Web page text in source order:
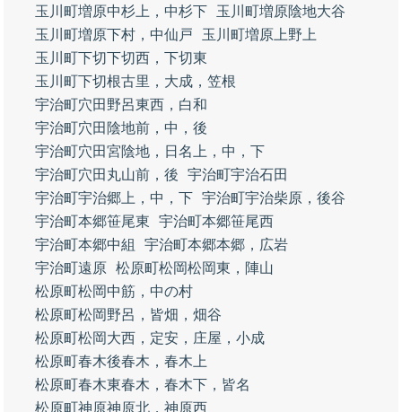
玉川町増原中杉上，中杉下
玉川町増原陰地大谷
玉川町増原下村，中仙戸
玉川町増原上野上
玉川町下切下切西，下切東
玉川町下切根古里，大成，笠根
宇治町穴田野呂東西，白和
宇治町穴田陰地前，中，後
宇治町穴田宮陰地，日名上，中，下
宇治町穴田丸山前，後
宇治町宇治石田
宇治町宇治郷上，中，下 宇治町宇治柴原，後谷
宇治町本郷笹尾東
宇治町本郷笹尾西
宇治町本郷中組
宇治町本郷本郷，広岩
宇治町遠原 松原町松岡松岡東，陣山
松原町松岡中筋，中の村
松原町松岡野呂，皆畑，畑谷
松原町松岡大西，定安，庄屋，小成
松原町春木後春木，春木上
松原町春木東春木，春木下，皆名
松原町神原神原北，神原西